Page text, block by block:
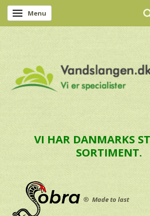
Skifte navigation
Menu
VI HAR DANMARKS
SORTIMENT.
® Made to last